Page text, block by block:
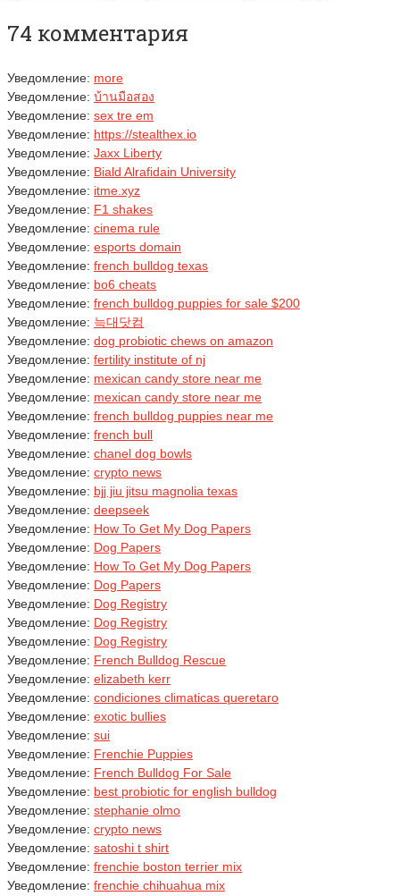
74 комментария
Уведомление: more
Уведомление: บ้านมือสอง
Уведомление: sex tre em
Уведомление: https://stealthex.io
Уведомление: Jaxx Liberty
Уведомление: Biald Alrafidain University
Уведомление: itme.xyz
Уведомление: F1 shakes
Уведомление: cinema rule
Уведомление: esports domain
Уведомление: french bulldog texas
Уведомление: bo6 cheats
Уведомление: french bulldog puppies for sale $200
Уведомление: 늑대닷컴
Уведомление: dog probiotic chews on amazon
Уведомление: fertility institute of nj
Уведомление: mexican candy store near me
Уведомление: mexican candy store near me
Уведомление: french bulldog puppies near me
Уведомление: french bull
Уведомление: chanel dog bowls
Уведомление: crypto news
Уведомление: bjj jiu jitsu magnolia texas
Уведомление: deepseek
Уведомление: How To Get My Dog Papers
Уведомление: Dog Papers
Уведомление: How To Get My Dog Papers
Уведомление: Dog Papers
Уведомление: Dog Registry
Уведомление: Dog Registry
Уведомление: Dog Registry
Уведомление: French Bulldog Rescue
Уведомление: elizabeth kerr
Уведомление: condiciones climaticas queretaro
Уведомление: exotic bullies
Уведомление: sui
Уведомление: Frenchie Puppies
Уведомление: French Bulldog For Sale
Уведомление: best probiotic for english bulldog
Уведомление: stephanie olmo
Уведомление: crypto news
Уведомление: satoshi t shirt
Уведомление: frenchie boston terrier mix
Уведомление: frenchie chihuahua mix